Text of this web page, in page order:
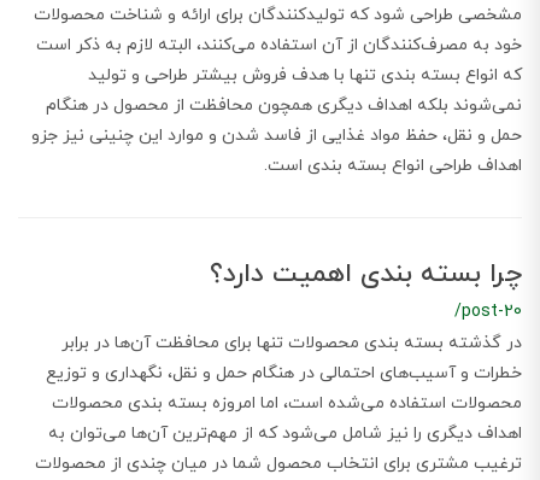
مشخصی طراحی شود که تولیدکنندگان برای ارائه و شناخت محصولات
خود به مصرف‌کنندگان از آن استفاده می‌کنند، البته لازم به ذکر است
که انواع بسته بندی تنها با هدف فروش بیشتر طراحی و تولید
نمی‌شوند بلکه اهداف دیگری همچون محافظت از محصول در هنگام
حمل و نقل، حفظ مواد غذایی از فاسد شدن و موارد این چنینی نیز جزو
اهداف طراحی انواع بسته بندی است.
چرا بسته بندی اهمیت دارد؟
/post-20
در گذشته بسته بندی محصولات تنها برای محافظت آن‌ها در برابر
خطرات و آسیب‌های احتمالی در هنگام حمل و نقل، نگهداری و توزیع
محصولات استفاده می‌شده است، اما امروزه بسته بندی محصولات
اهداف دیگری را نیز شامل می‌شود که از مهم‌ترین آن‌ها می‌توان به
ترغیب مشتری برای انتخاب محصول شما در میان چندی از محصولات